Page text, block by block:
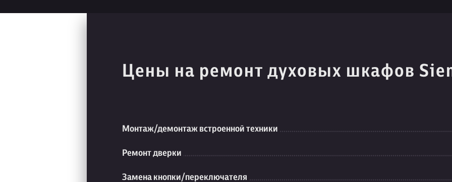
Цены на ремонт духовых шкафов
Монтаж/демонтаж встроенной техники
Ремонт дверки
Замена кнопки/переключателя